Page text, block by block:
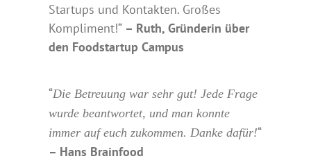
Startups und Kontakten. Großes
Kompliment!“ – Ruth, Gründerin über
den Foodstartup Campus
“Die Betreuung war sehr gut! Jede Frage
wurde beantwortet, und man konnte
immer auf euch zukommen. Danke dafür!“
– Hans Brainfood